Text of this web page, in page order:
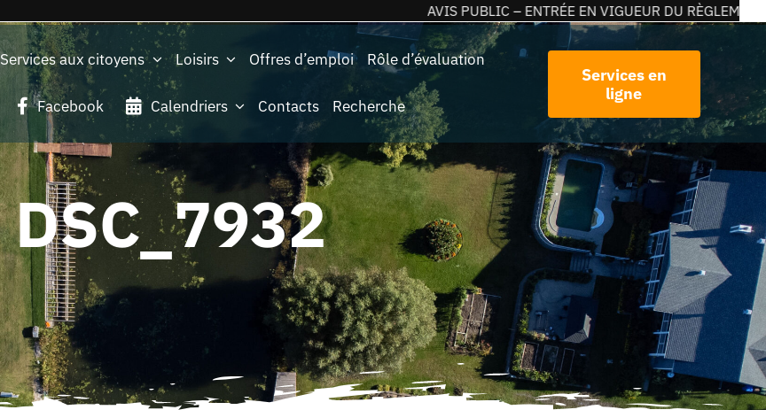
AVIS PUBLIC – ENTRÉE EN VIGUEUR DU RÈGLEMENT
Services aux citoyens Loisirs Offres d’emploi Rôle d’évaluation
Facebook Calendriers Contacts Recherche
Services en
ligne
DSC_7932